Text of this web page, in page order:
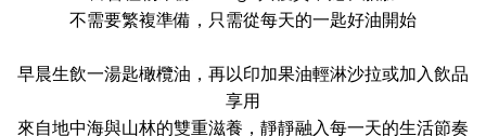
不需要繁複準備，只需從每天的一匙好油開始
早晨生飲一湯匙橄欖油，再以印加果油輕淋沙拉或加入飲品
享用
來自地中海與山林的雙重滋養，靜靜融入每一天的生活節奏